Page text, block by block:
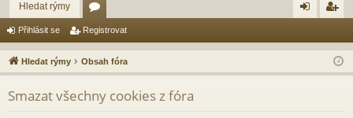
Hledat rýmy
ór
a lá
sit
ist
ro
Přihlásit se Registrovat
Hledat rýmy Obsah fóra
Smazat všechny cookies z fóra